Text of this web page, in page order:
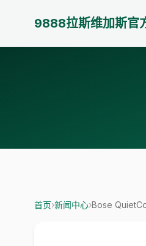
9888拉斯维加斯官
首页›新闻中心›Bose